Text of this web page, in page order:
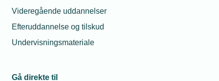
Videregående uddannelser
Efteruddannelse og tilskud
Undervisningsmateriale
Gå direkte til